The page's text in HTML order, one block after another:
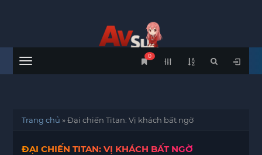
Menu
0
Trang chủ »Đại chiến Titan: Vị khách bất ngờ
ĐẠI CHIẾN TITAN: VỊ KHÁCH BẤT NGỜ